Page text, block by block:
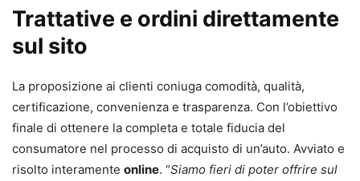
Trattative e ordini direttamente
sul sito
La proposizione ai clienti coniuga comodità, qualità,
certificazione, convenienza e trasparenza. Con l’obiettivo
finale di ottenere la completa e totale fiducia del
consumatore nel processo di acquisto di un’auto. Avviato e
risolto interamente online. “Siamo fieri di poter offrire sul